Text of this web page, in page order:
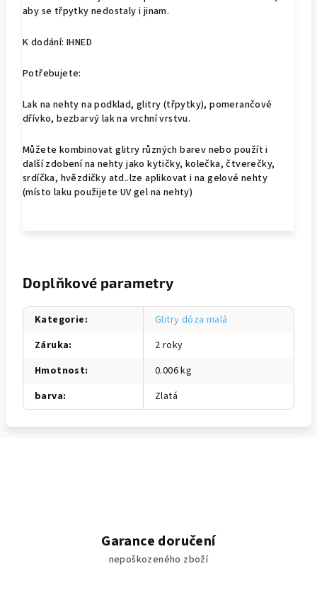
aby se třpytky nedostaly i jinam.
K dodání: IHNED
Potřebujete:
Lak na nehty na podklad, glitry (třpytky), pomerančové
dřívko, bezbarvý lak na vrchní vrstvu.
Můžete kombinovat glitry různých barev nebo použít i
další zdobení na nehty jako kytičky, kolečka, čtverečky,
srdíčka, hvězdičky atd..lze aplikovat i na gelové nehty
(místo laku použijete UV gel na nehty)
Doplňkové parametry
Kategorie:
Glitry dóza malá
Záruka:
2 roky
Hmotnost:
0.006 kg
barva: Zlatá
Garance doručení
nepoškozeného zboží